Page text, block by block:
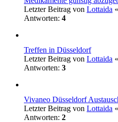
Letzter Beitrag von Lottaida «
Antworten: 4
Treffen in Düsseldorf
Letzter Beitrag von Lottaida «
Antworten: 3
Vivaneo Düsseldorf
Letzter Beitrag von Lottaida «
Antworten: 2